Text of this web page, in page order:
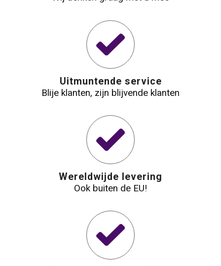
Uitmuntende service
Blije klanten, zijn blijvende klanten
Wereldwijde levering
Ook buiten de EU!